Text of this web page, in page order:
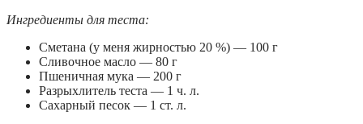
Ингредиенты для теста:
Сметана (у меня жирностью 20 %) — 100 г
Сливочное масло — 80 г
Пшеничная мука — 200 г
Разрыхлитель теста — 1 ч. л.
Сахарный песок — 1 ст. л.